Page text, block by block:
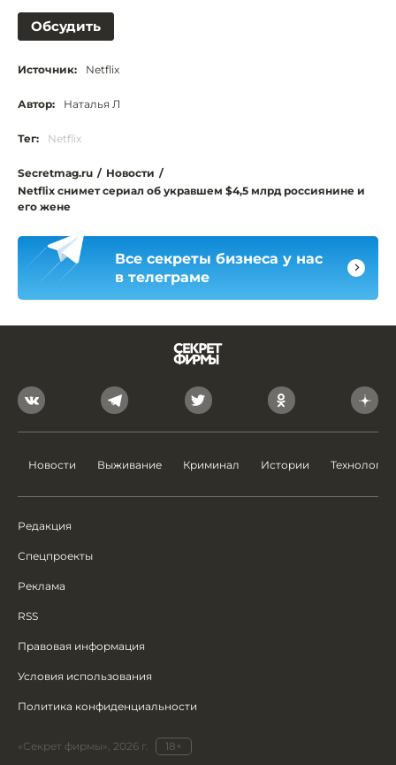
Обсудить
Источник: Netflix
Автор: Наталья Л
Тег: Netflix
Secretmag.ru / Новости /
Netflix снимет сериал об укравшем $4,5 млрд россиянине и
его жене
Все секреты бизнеса у нас
в телеграме
Новости Выживание Криминал Истории Технологии
Редакция
Спецпроекты
Реклама
RSS
Правовая информация
Условия использования
Политика конфиденциальности
«Секрет фирмы», 2026 г.
18+